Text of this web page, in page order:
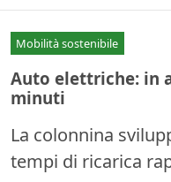
Mobilità sostenibile
Auto elettriche: in
minuti
La colonnina
tempi di ricarica